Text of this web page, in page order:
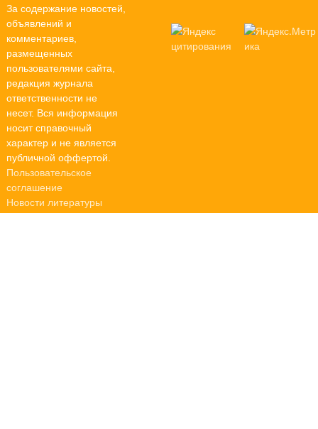
За содержание новостей,
объявлений и
комментариев,
размещенных
пользователями сайта,
редакция журнала
ответственности не
несет. Вся информация
носит справочный
характер и не является
публичной оффертой.
Пользовательское
соглашение
Новости литературы